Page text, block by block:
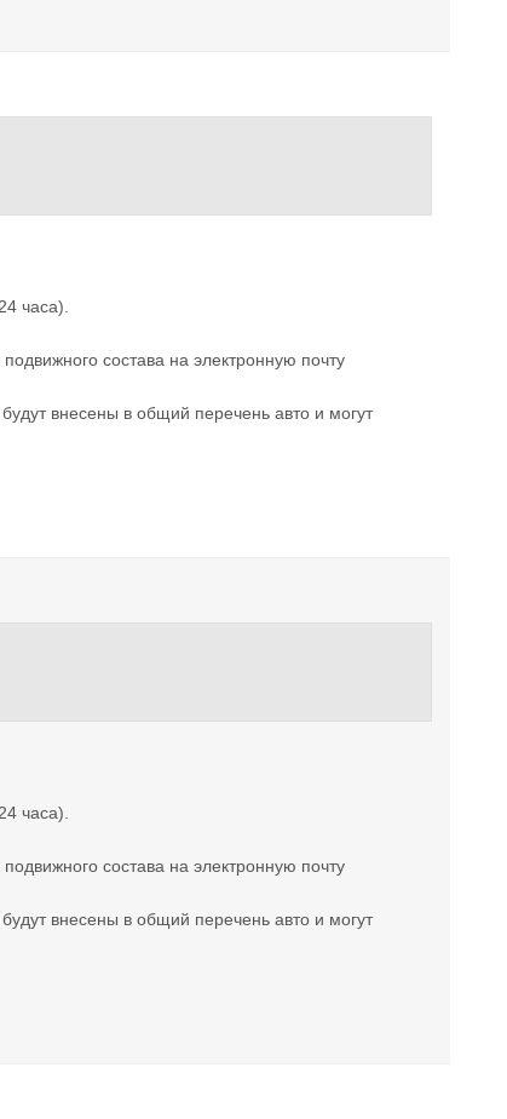
часа).
состава на электронную почту
внесены в общий перечень авто и могут
часа).
состава на электронную почту
внесены в общий перечень авто и могут